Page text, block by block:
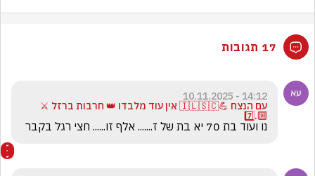
17 תגובות
14:12 - 10.11.2025
עם הנצח 💪🇮🇱🇸🇨 אין עוד מלבדו 👑 חרבות ברזל ⚔️
🔟.7️⃣
נו ועוד בת 70 יא בת של ז....... אלף זו...... חצי רגל בקבר